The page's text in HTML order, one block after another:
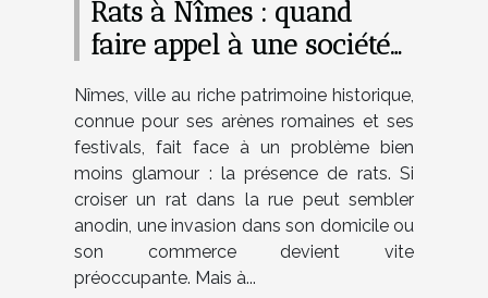
Rats à Nîmes : quand
faire appel à une société
Nîmes, ville au riche patrimoine historique,
connue pour ses arènes romaines et ses
festivals, fait face à un problème bien
moins glamour : la présence de rats. Si
croiser un rat dans la rue peut sembler
anodin, une invasion dans son domicile ou
son commerce devient vite
préoccupante. Mais à...